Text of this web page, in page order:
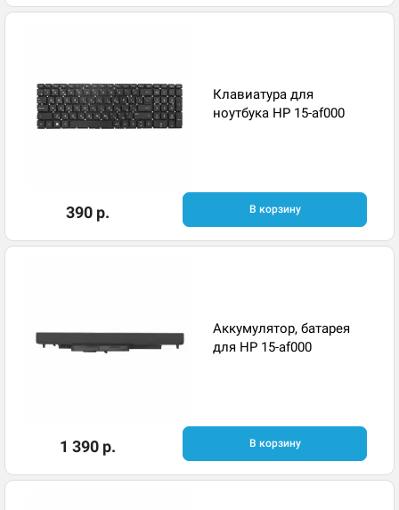
Клавиатура для
ноутбука HP 15-af000
390 р. В корзину
Аккумулятор, батарея
для HP 15-af000
1 390 р. В корзину